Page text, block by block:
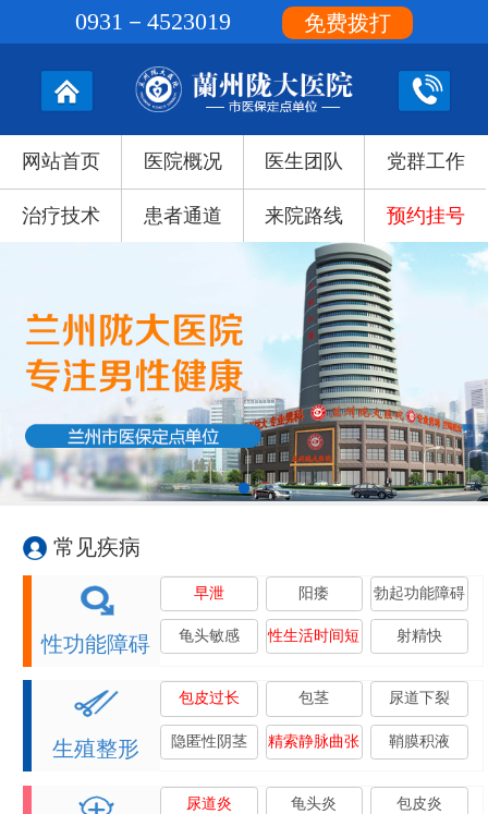
网站首页 医院概况 医生团队 党群工作
治疗技术 患者通道 来院路线 预约挂号
常见疾病
性功能障碍
早泄 阳痿 勃起功能障碍
龟头敏感 性生活时间短 射精快
生殖整形
包皮过长 包茎 尿道下裂
隐匿性阴茎 精索静脉曲张 鞘膜积液
尿道炎 龟头炎 包皮炎
0931－4523019 免费拨打